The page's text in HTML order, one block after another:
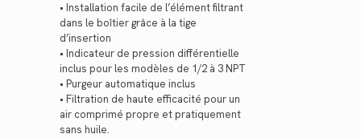
• Installation facile de l’élément filtrant
dans le boîtier grâce à la tige
d’insertion
• Indicateur de pression différentielle
inclus pour les modèles de 1/2 à 3 NPT
• Purgeur automatique inclus
• Filtration de haute efficacité pour un
air comprimé propre et pratiquement
sans huile.